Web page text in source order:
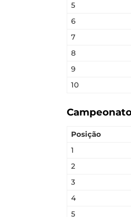
5
6
7
8
9
10
Posição
1
2
3
4
5